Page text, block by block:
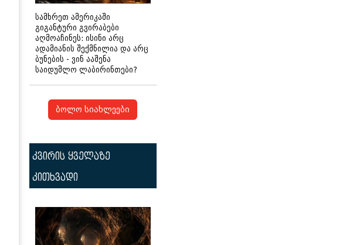
სამხრეთ ამერიკაში
გიგანტური გვირაბები
აღმოაჩინეს: ისინი არც
ადამიანის შექმნილია და არც
ბუნების - ვინ ააშენა
საიდუმლო ლაბირინთები?
ბოლო სიახლეები
კვირის ყველაზე
კითხვადი